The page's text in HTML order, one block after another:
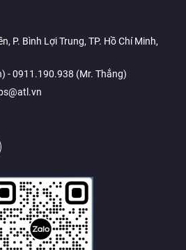
P. Bình Lợi Trung, TP. Hồ Chí Minh,
- 0911.190.938 (Mr. Thắng)